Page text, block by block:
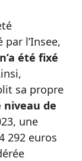
l’Insee,
été fixé
sa propre
niveau de
une
292 euros